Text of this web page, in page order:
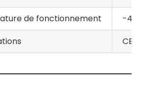
de fonctionnement
-40°C à
CE,